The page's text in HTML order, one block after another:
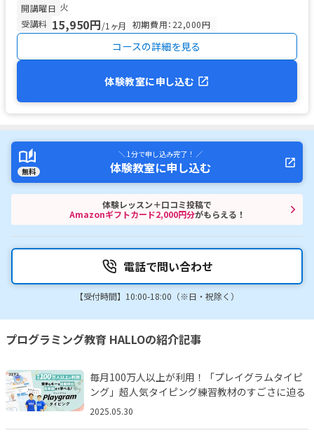
開講曜日 火
受講料 15,950円/1ヶ月 初期費用：22,000円
コースの詳細を見る
体験教室に申し込む
無料
＼ 1分で申し込み完了！ ／
体験教室に申し込む
体験レッスン＋口コミ投稿で
Amazonギフトカード2,000円分がもらえる！
電話で問い合わせ
【受付時間】10:00-18:00（※日・祝除く）
プログラミング教育 HALLOの紹介記事
毎月100万人以上が利用！「プレイグラムタイピ
ング」超人気タイピング練習教材のすごさに迫る
2025.05.30